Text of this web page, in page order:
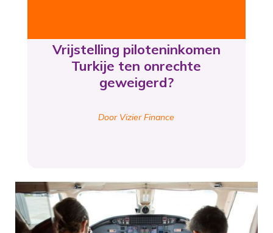
Vrijstelling piloteninkomen
Turkije ten onrechte
geweigerd?
Door Vizier Finance